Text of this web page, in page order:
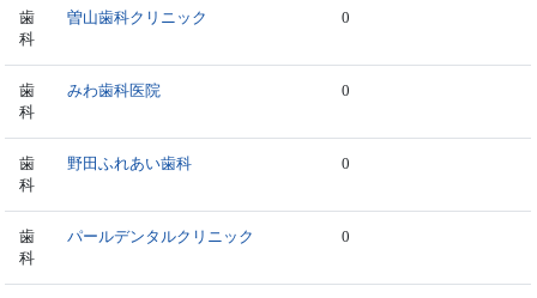
歯
科
曽山歯科クリニック 0
歯
科
みわ歯科医院 0
歯
科
野田ふれあい歯科 0
歯
科
パールデンタルクリニック 0